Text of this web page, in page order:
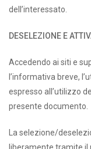
dell’interessato.
DESELEZIONE E
Accedendo ai siti e
l’informativa breve,
espresso all’utilizzo
presente documento.
La selezione/
liberamente tramite il